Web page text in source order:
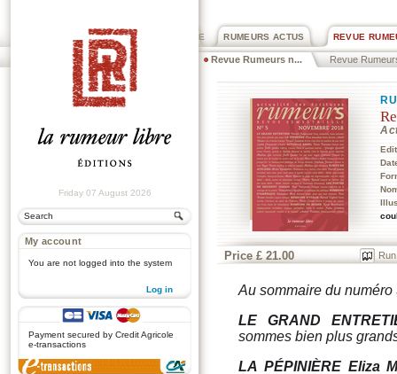
REVUE
RUMEURS ACTUS
PRIX ROGER DEXTRE
Revue Rumeurs n... Revue
Friday 07 August 2026
My account
You are not logged into the system
Log in
Payment secured by Credit Agricole
e-transactions
Price £ 21.00
Au sommaire du numéro
LE GRAND
sommes bien plus
LA PÉPINIÈRE Eliza